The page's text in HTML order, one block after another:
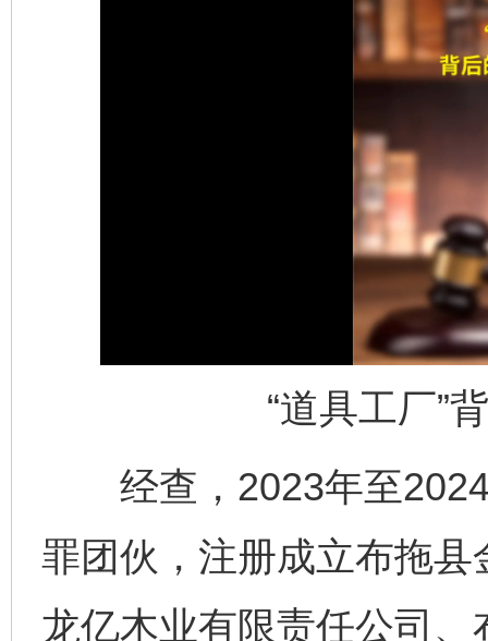
“道具工厂”
经查，2023年至2024
罪团伙，注册成立布拖
龙亿木业有限责任公司